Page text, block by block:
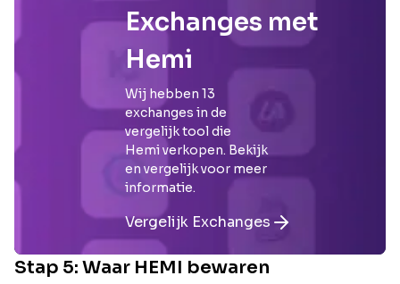
Exchanges met
Hemi
Wij hebben 13
exchanges in de
vergelijk tool die
Hemiverkopen. Bekijk
en vergelijk voor meer
informatie.
Vergelijk Exchanges
Stap 5: Waar HEMI bewaren